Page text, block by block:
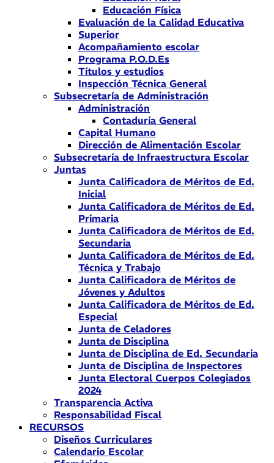
Educación Física
Evaluación de la Calidad Educativa
Superior
Acompañamiento escolar
Programa P.O.D.Es
Títulos y estudios
Inspección Técnica General
Subsecretaría de Administración
Administración
Contaduría General
Capital Humano
Dirección de Alimentación Escolar
Subsecretaría de Infraestructura Escolar
Juntas
Junta Calificadora de Méritos de Ed.
Inicial
Junta Calificadora de Méritos de Ed.
Primaria
Junta Calificadora de Méritos de Ed.
Secundaria
Junta Calificadora de Méritos de Ed.
Técnica y Trabajo
Junta Calificadora de Méritos de
Jóvenes y Adultos
Junta Calificadora de Méritos de Ed.
Especial
Junta de Celadores
Junta de Disciplina
Junta de Disciplina de Ed. Secundaria
Junta de Disciplina de Inspectores
Junta Electoral Cuerpos Colegiados
2024
Transparencia Activa
Responsabilidad Fiscal
RECURSOS
Diseños Curriculares
Calendario Escolar